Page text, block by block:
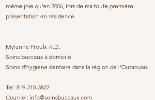
même joie qu’en 2006, lors de ma toute première
présentation en résidence.
Mylenne Proulx H.D.
Soins buccaux à domicile
Soins d'hygiène dentaire dans la région de l'Outaouais
Tel: 819-210-3822
Courriel: info@soinsbuccaux.com